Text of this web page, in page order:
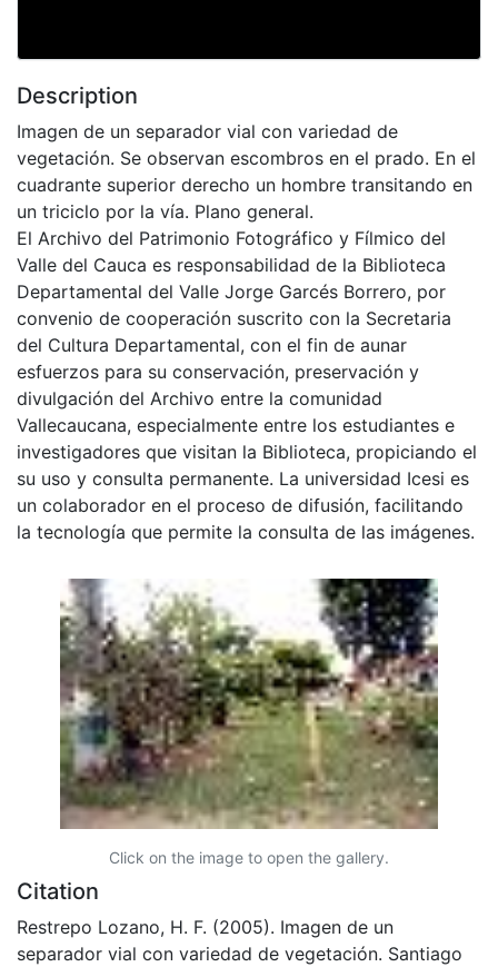
Description
Imagen de un separador vial con variedad de
vegetación. Se observan escombros en el prado. En el
cuadrante superior derecho un hombre transitando en
un triciclo por la vía. Plano general.
El Archivo del Patrimonio Fotográfico y Fílmico del
Valle del Cauca es responsabilidad de la Biblioteca
Departamental del Valle Jorge Garcés Borrero, por
convenio de cooperación suscrito con la Secretaria
del Cultura Departamental, con el fin de aunar
esfuerzos para su conservación, preservación y
divulgación del Archivo entre la comunidad
Vallecaucana, especialmente entre los estudiantes e
investigadores que visitan la Biblioteca, propiciando el
su uso y consulta permanente. La universidad Icesi es
un colaborador en el proceso de difusión, facilitando
la tecnología que permite la consulta de las imágenes.
Click on the image to open the gallery.
Citation
Restrepo Lozano, H. F. (2005). Imagen de un
separador vial con variedad de vegetación. Santiago